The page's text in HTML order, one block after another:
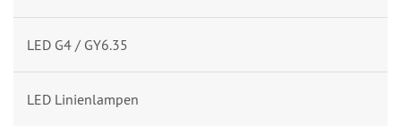
LED G4 / GY6.35
LED Linienlampen